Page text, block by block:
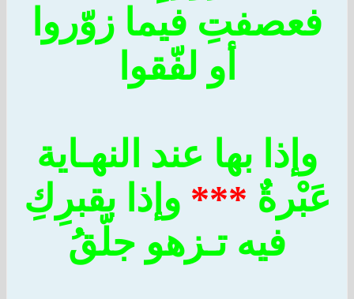
فيما زوّروا
أو لفّقوا
وإذا بها عند النهـاية
***وإذا بقبرِكِ
فيه تـزهو جلّقُ